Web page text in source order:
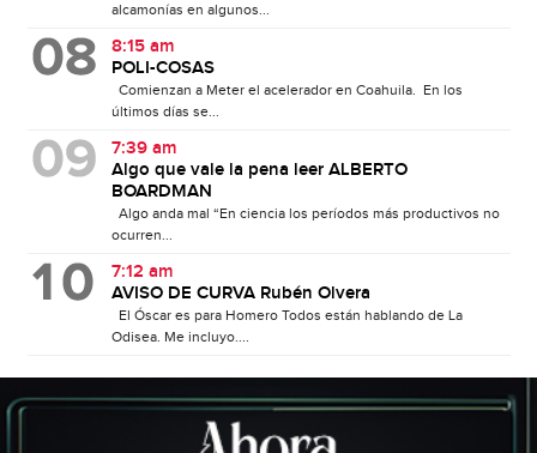
alcamonías en algunos...
8:15 am
POLI-COSAS
Comienzan a Meter el acelerador en Coahuila. En los
últimos días se...
7:39 am
Algo que vale la pena leer ALBERTO
BOARDMAN
Algo anda mal “En ciencia los períodos más productivos no
ocurren...
7:12 am
AVISO DE CURVA Rubén Olvera
El Óscar es para Homero Todos están hablando de La
Odisea. Me incluyo....